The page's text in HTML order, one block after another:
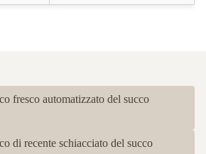
fresco automatizzato del succo
di recente schiacciato del succo